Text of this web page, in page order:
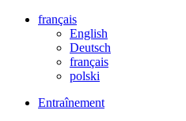
français
English
Deutsch
français
polski
Entraînement